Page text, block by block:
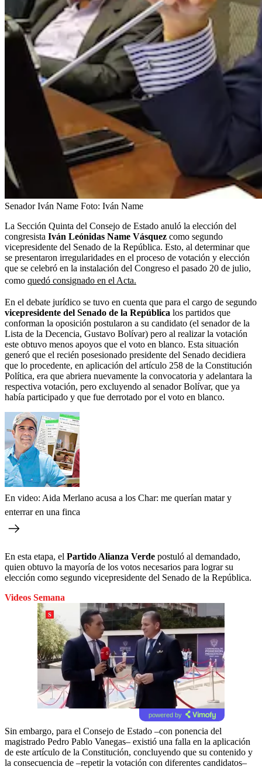
Senador Iván Name Foto: Iván Name
La Sección Quinta del Consejo de Estado anuló la elección del
congresista Iván Leónidas Name Vásquez como segundo
vicepresidente del Senado de la República. Esto, al determinar que
se presentaron irregularidades en el proceso de votación y elección
que se celebró en la instalación del Congreso el pasado 20 de julio,
como quedó consignado en el Acta.
En el debate jurídico se tuvo en cuenta que para el cargo de segundo
vicepresidente del Senado de la República los partidos que
conforman la oposición postularon a su candidato (el senador de la
Lista de la Decencia, Gustavo Bolívar) pero al realizar la votación
este obtuvo menos apoyos que el voto en blanco. Esta situación
generó que el recién posesionado presidente del Senado decidiera
que lo procedente, en aplicación del artículo 258 de la Constitución
Política, era que abriera nuevamente la convocatoria y adelantara la
respectiva votación, pero excluyendo al senador Bolívar, que ya
había participado y que fue derrotado por el voto en blanco.
En video: Aida Merlano acusa a los Char: me querían matar y
enterrar en una finca
En esta etapa, el Partido Alianza Verde postuló al demandado,
quien obtuvo la mayoría de los votos necesarios para lograr su
elección como segundo vicepresidente del Senado de la República.
Videos Semana
powered by
Sin embargo, para el Consejo de Estado –con ponencia del
magistrado Pedro Pablo Vanegas– existió una falla en la aplicación
de este artículo de la Constitución, concluyendo que su contenido y
la consecuencia de –repetir la votación con diferentes candidatos–